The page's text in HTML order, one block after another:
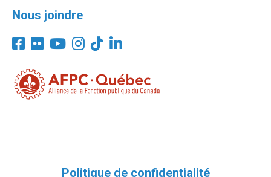
Nous joindre
Politique de confidentialité